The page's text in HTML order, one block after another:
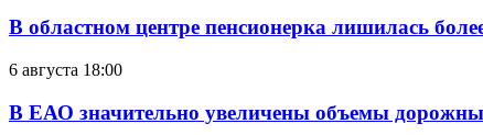
В областном центре пенсионерка лишилась
6 августа 18:00
В ЕАО значительно увеличены объемы